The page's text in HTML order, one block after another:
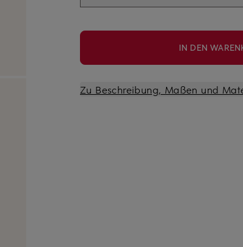
IN DEN
Zu Beschreibung, Maßen und